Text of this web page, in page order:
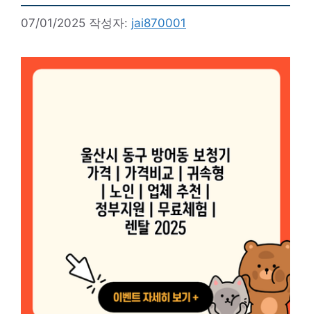
07/01/2025 작성자: jai870001